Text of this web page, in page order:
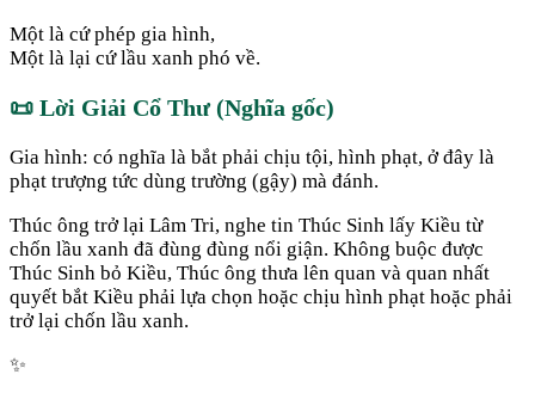
Một là cứ phép gia hình,
Một là lại cứ lầu xanh phó về.
📜 Lời Giải Cổ Thư (Nghĩa gốc)
Gia hình: có nghĩa là bắt phải chịu tội, hình phạt, ở đây là
phạt trượng tức dùng trường (gậy) mà đánh.
Thúc ông trở lại Lâm Tri, nghe tin Thúc Sinh lấy Kiều từ
chốn lầu xanh đã đùng đùng nổi giận. Không buộc được
Thúc Sinh bỏ Kiều, Thúc ông thưa lên quan và quan nhất
quyết bắt Kiều phải lựa chọn hoặc chịu hình phạt hoặc phải
trở lại chốn lầu xanh.
✨